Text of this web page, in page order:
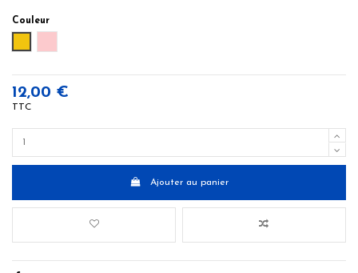
Couleur
12,00 €
TTC
Ajouter au panier